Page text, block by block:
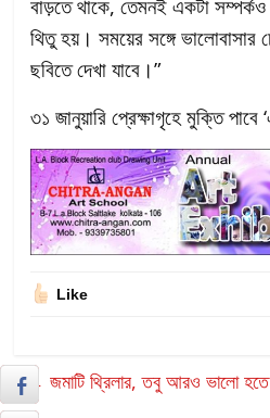
বাড়তে থাকে, তেমনই একটা সম্পর্কও
থিতু হয়। সময়ের সঙ্গে ভালোবাসার
ছবিতে দেখা যাবে।”
৩১ জানুয়ারি প্রেক্ষাগৃহে মুক্তি
Like
← জমাটি থ্রিলার, তবু আরও ভালো